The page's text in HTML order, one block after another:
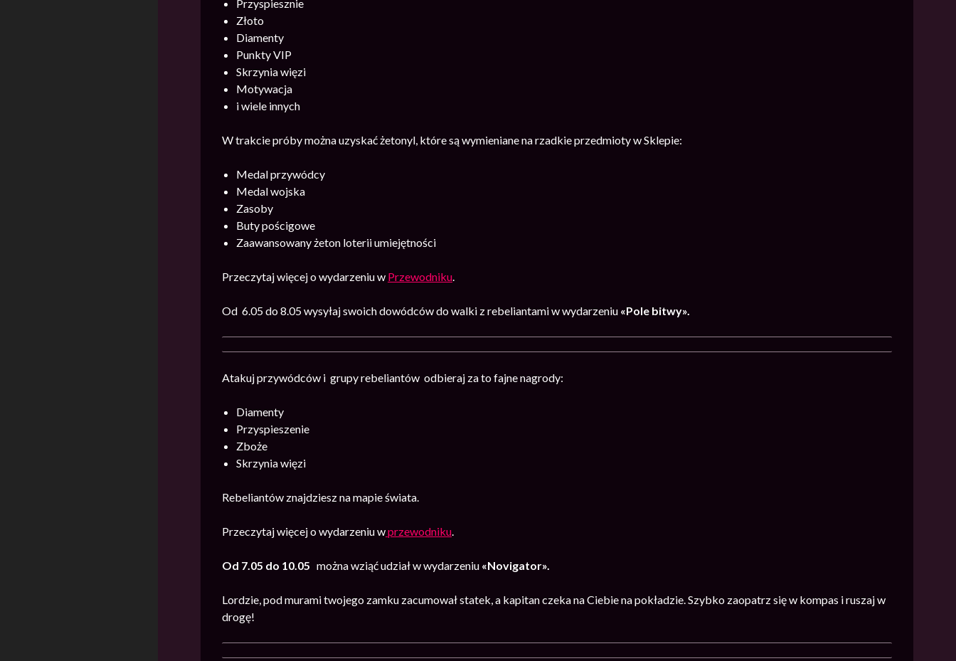
Przyspiesznie
Złoto
Diamenty
Punkty VIP
Skrzynia więzi
Motywacja
i wiele innych
W trakcie próby można uzyskać żetonyl, które są wymieniane na rzadkie przedmioty w Sklepie:
Medal przywódcy
Medal wojska
Zasoby
Buty pościgowe
Zaawansowany żeton loterii umiejętności
Przeczytaj więcej o wydarzeniu w Przewodniku.
Od 6.05 do 8.05 wysyłaj swoich dowódców do walki z rebeliantami w wydarzeniu «Pole bitwy».
Atakuj przywódców i grupy rebeliantów odbieraj za to fajne nagrody:
Diamenty
Przyspieszenie
Zboże
Skrzynia więzi
Rebeliantów znajdziesz na mapie świata.
Przeczytaj więcej o wydarzeniu wprzewodniku.
Od 7.05 do 10.05 można wziąć udział w wydarzeniu «Novigator».
Lordzie, pod murami twojego zamku zacumował statek, a kapitan czeka na Ciebie na pokładzie. Szybko zaopatrz się w kompas i ruszaj w
drogę!